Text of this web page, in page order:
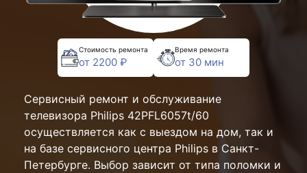
Стоимость ремонта
от 2200 ₽
Время ремонта
от 30 мин
Сервисный ремонт и обслуживание
телевизора Philips 42PFL6057t/60
осуществляется как с выездом на дом, так и
на базе сервисного центра Philips в Санкт-
Петербурге. Выбор зависит от типа поломки и